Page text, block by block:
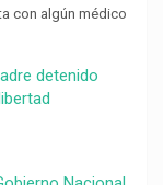
con algún médico
detenido